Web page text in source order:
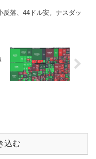
反落、44ドル安。ナスダッ
込む